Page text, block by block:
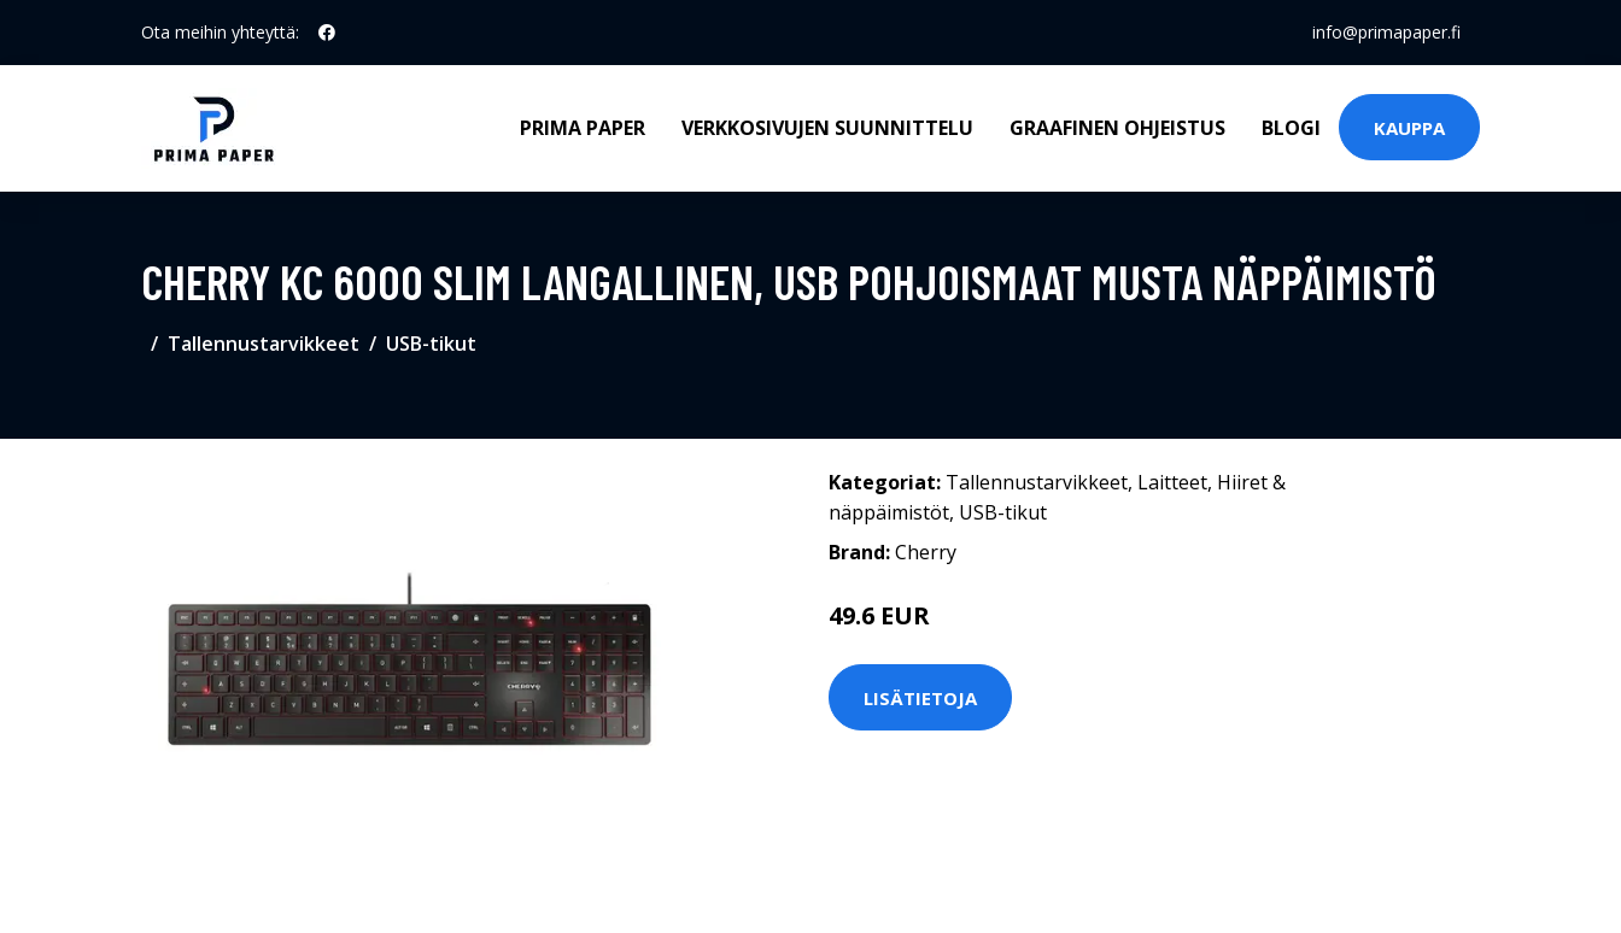
Ota meihin yhteyttä: info@primapaper.fi
PRIMA PAPER VERKKOSIVUJEN SUUNNITTELU GRAAFINEN OHJEISTUS BLOGI KAUPPA
CHERRY KC 6000 SLIM LANGALLINEN, USB POHJOISMAAT MUSTA NÄPPÄIMISTÖ
Tallennustarvikkeet USB-tikut
Kategoriat: Tallennustarvikkeet, Laitteet, Hiiret &
näppäimistöt, USB-tikut
Brand:Cherry
49.6 EUR
LISÄTIETOJA